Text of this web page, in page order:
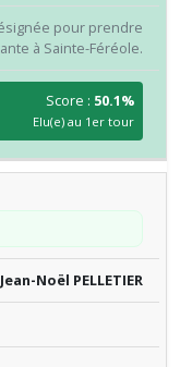
pour prendre
à Sainte-Féréole.
Score : 50.1%
Elu(e) au 1er tour
Jean-Noël PELLETIER